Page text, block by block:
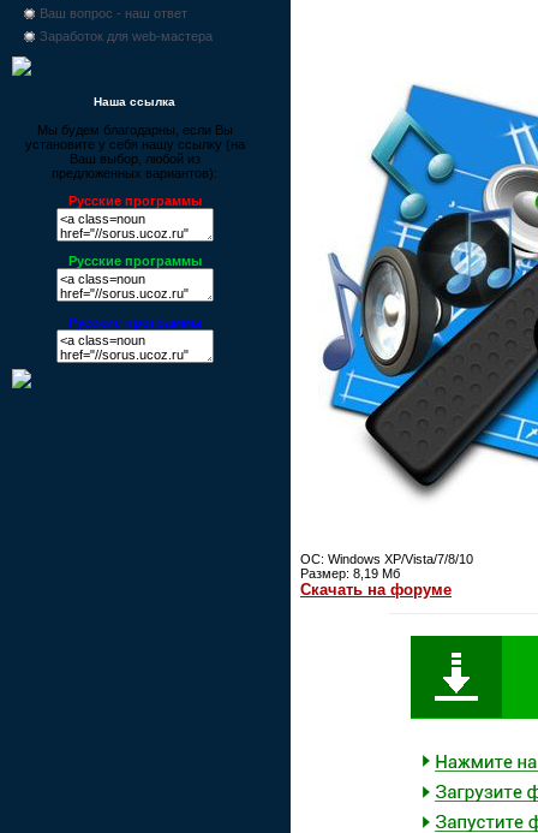
Ваш вопрос - наш ответ
Заработок для web-мастера
Наша ссылка
Мы будем благодарны, если Вы
установите у себя нашу ссылку (на
Ваш выбор, любой из
предложенных вариантов):
Русские программы
Русские программы
Русские программы
ОС: Windows XP/Vista/7/8/10
Размер: 8,19 Мб
Скачать на форуме